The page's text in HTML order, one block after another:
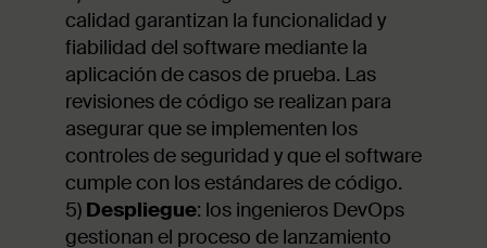
calidad garantizan la funcionalidad y
fiabilidad del software mediante la
aplicación de casos de prueba. Las
revisiones de código se realizan para
asegurar que se implementen los
controles de seguridad y que el software
cumple con los estándares de código.
5) Despliegue: los ingenieros DevOps
gestionan el proceso de lanzamiento